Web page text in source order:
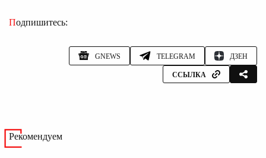
Подпишитесь:
GNEWS TELEGRAM ДЗЕН
ССЫЛКА
Рекомендуем